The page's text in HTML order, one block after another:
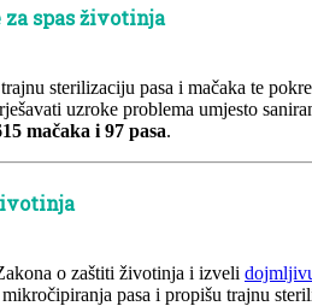
spas životinja
sterilizaciju pasa i mačaka te
uzroke problema umjesto
mačaka i 97 pasa.
o zaštiti životinja i izveli
pasa i propišu trajnu